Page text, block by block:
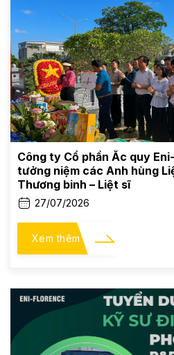
Công ty Cổ phần Ắc quy
tưởng niệm các Anh hùng
Thương binh – Liệt sĩ
27/07/2026
Xem thêm